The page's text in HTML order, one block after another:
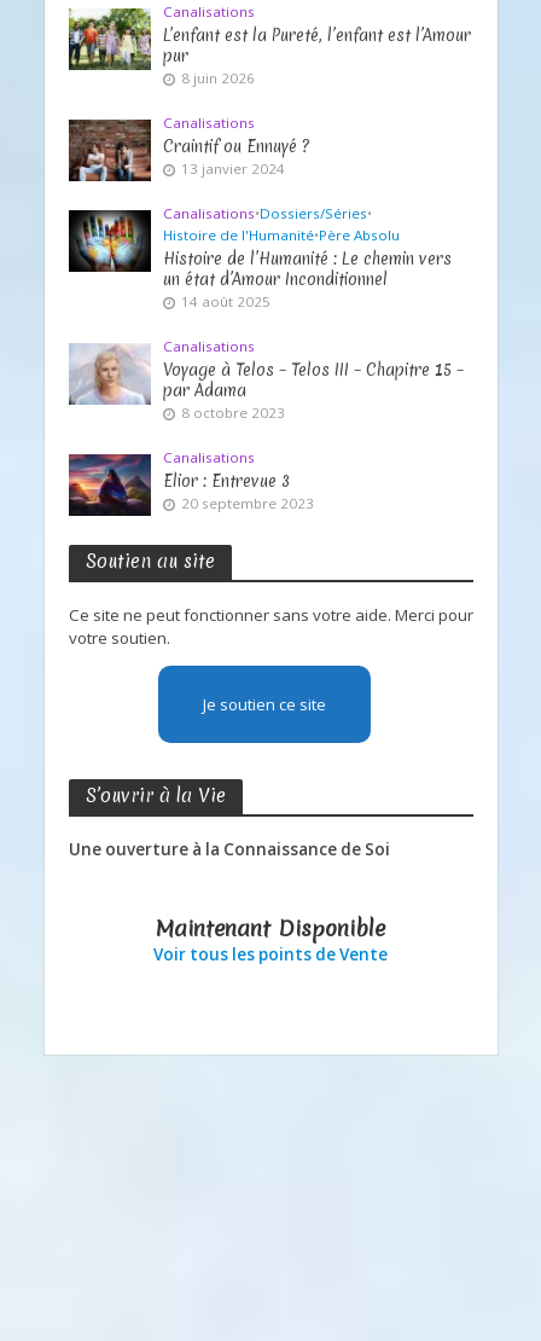
Canalisations
L’enfant est la Pureté, l’enfant est l’Amour
pur
8 juin 2026
Canalisations
Craintif ou Ennuyé ?
13 janvier 2024
Canalisations•Dossiers/Séries•
Histoire de l'Humanité•Père Absolu
Histoire de l’Humanité : Le chemin vers
un état d’Amour Inconditionnel
14 août 2025
Canalisations
Voyage à Telos – Telos III – Chapitre 15 –
par Adama
8 octobre 2023
Canalisations
Elior : Entrevue 3
20 septembre 2023
Soutien au site
Ce site ne peut fonctionner sans votre aide. Merci pour
votre soutien.
Je soutien ce site
S’ouvrir à la Vie
Une ouverture à la Connaissance de Soi
Maintenant Disponible
Voir tous les points de Vente